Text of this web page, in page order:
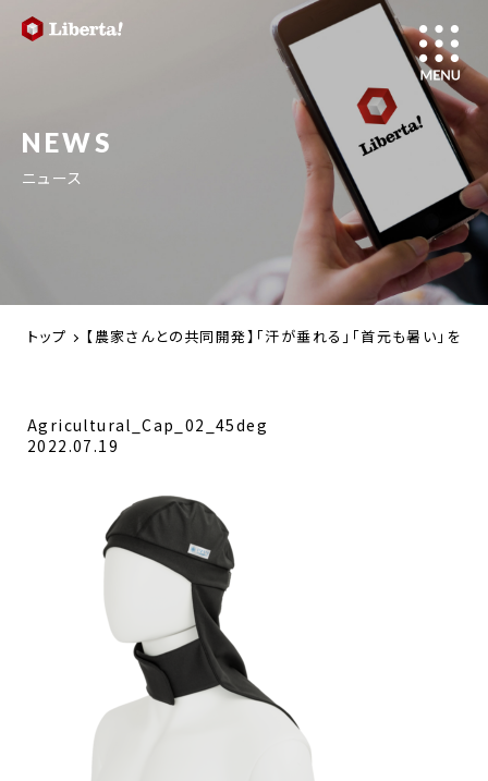
NEWS
ニュース
トップ 【農家さんとの共同開発】「汗が垂れる」「首元も暑い」
Agricultural_Cap_02_45deg
2022.07.19